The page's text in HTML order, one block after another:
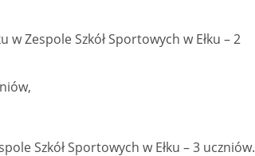
Zespole Szkół Sportowych w Ełku – 2
Szkół Sportowych w Ełku – 3 uczniów.